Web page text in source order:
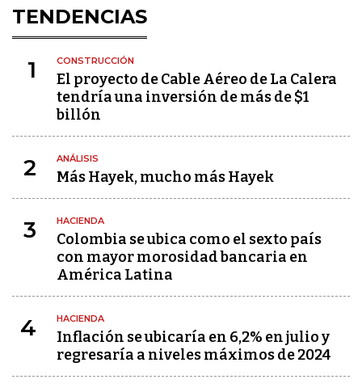
TENDENCIAS
1 CONSTRUCCIÓN
El proyecto de Cable Aéreo de La Calera
tendría una inversión de más de $1
billón
2 ANÁLISIS
Más Hayek, mucho más Hayek
3 HACIENDA
Colombia se ubica como el sexto país
con mayor morosidad bancaria en
América Latina
4 HACIENDA
Inflación se ubicaría en 6,2% en julio y
regresaría a niveles máximos de 2024